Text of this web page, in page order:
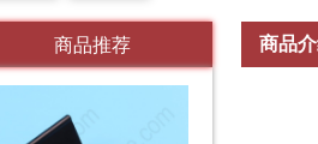
商品推荐 商品